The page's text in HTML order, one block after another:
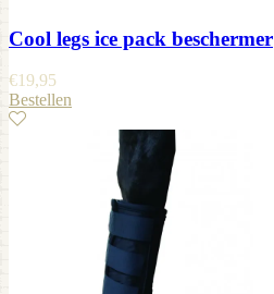
Cool legs ice pack beschermer
€19,95
Bestellen